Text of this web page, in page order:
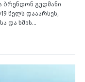
ბრენდონ გუდმანი
წელს დააარსეს,
და ხმის…